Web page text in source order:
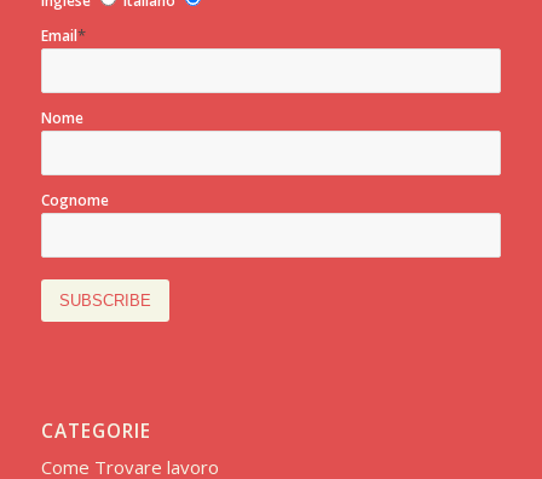
Email*
Nome
Cognome
CATEGORIE
Come Trovare lavoro